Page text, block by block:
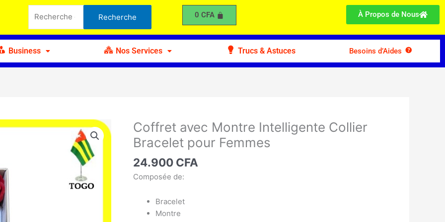
pour :
Recherche 0 CFA À Propos de Nous
Business Nos Services Trucs & Astuces Besoins d’Aides
Coffret avec Montre Intelligente Collier
Bracelet pour Femmes
24.900 CFA
Composée de:
Bracelet
Montre
quantité
de
Coffret
avec
Montre
Intelligente
Intelligente
Collier
Bracelet
Femmes